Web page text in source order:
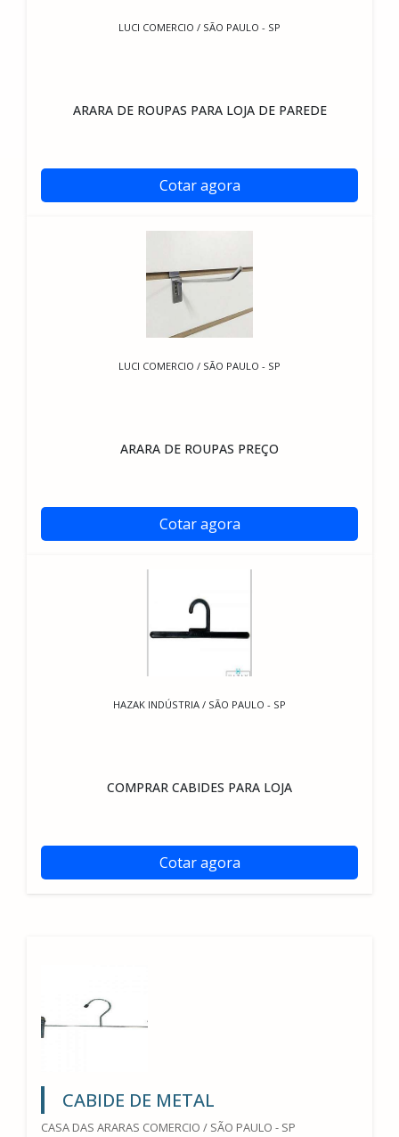
LUCI COMERCIO / SÃO PAULO - SP
ARARA DE ROUPAS PARA LOJA DE PAREDE
Cotar agora
LUCI COMERCIO / SÃO PAULO - SP
ARARA DE ROUPAS PREÇO
Cotar agora
HAZAK INDÚSTRIA / SÃO PAULO - SP
COMPRAR CABIDES PARA LOJA
Cotar agora
CABIDE DE METAL
CASA DAS ARARAS COMERCIO / SÃO PAULO - SP